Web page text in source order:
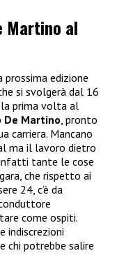
Martino al
prossima edizione
si svolgerà dal 16
la prima volta al
De Martino , pronto
carriera. Mancano
ma il lavoro dietro
tante le cose
che rispetto ai
24, c’è da
come ospiti.
indiscrezioni
chi potrebbe salire